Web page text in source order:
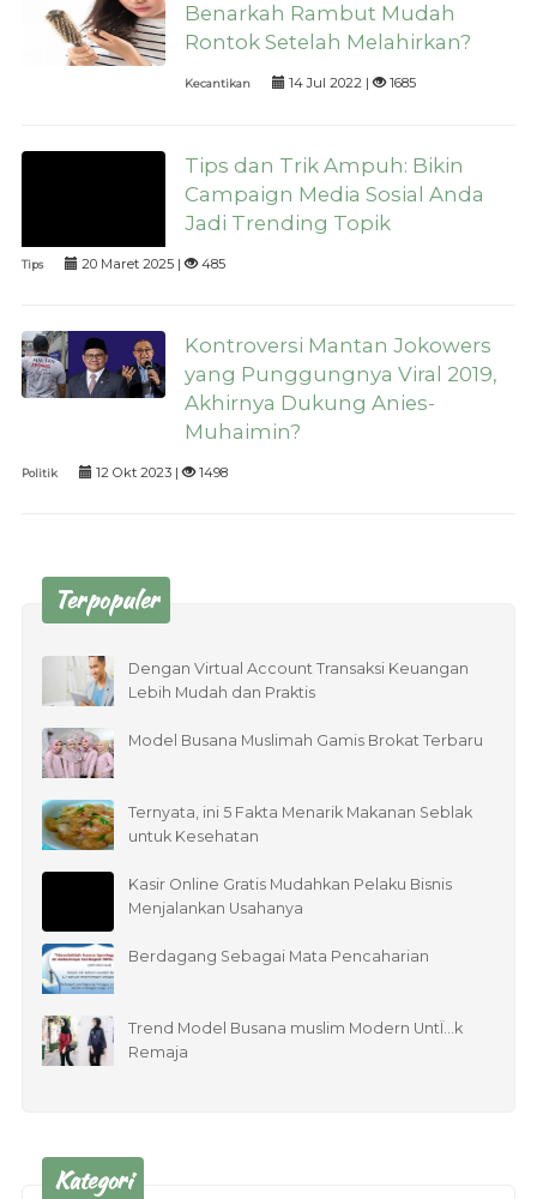
Benarkah Rambut Mudah
Rontok Setelah Melahirkan?
Kecantikan 14 Jul 2022 | 1685
Tips dan Trik Ampuh: Bikin
Campaign Media Sosial Anda
Jadi Trending Topik
Tips 20 Maret 2025 | 485
Kontroversi Mantan Jokowers
yang Punggungnya Viral 2019,
Akhirnya Dukung Anies-
Muhaimin?
Politik 12 Okt 2023 | 1498
Terpopuler
Dengan Virtual Account Transaksi Keuangan
Lebih Mudah dan Praktis
Model Busana Muslimah Gamis Brokat Terbaru
Ternyata, ini 5 Fakta Menarik Makanan Seblak
untuk Kesehatan
Kasir Online Gratis Mudahkan Pelaku Bisnis
Menjalankan Usahanya
Berdagang Sebagai Mata Pencaharian
Trend Model Busana muslim Modern UntÏ…k
Remaja
Kategori